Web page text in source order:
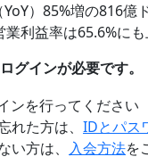
YoY）85%増の816
利益率は65.6%にも
グインが必要です。
ンを行ってください
れた方は、 IDとパス
い方は、 入会方法を